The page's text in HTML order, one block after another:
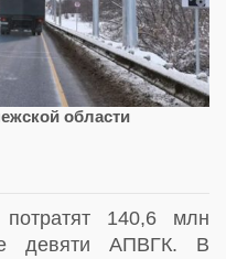
области
140,6 млн
девяти АПВГК. В